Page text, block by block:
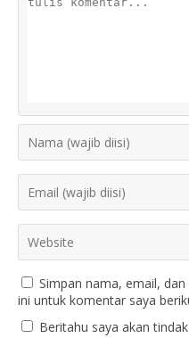
Simpan nama, email,
ini untuk komentar saya
Beritahu saya akan